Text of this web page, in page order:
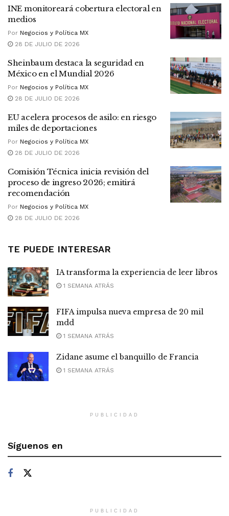
INE monitoreará cobertura electoral en
medios
Por Negocios y Política MX
28 DE JULIO DE 2026
Sheinbaum destaca la seguridad en
México en el Mundial 2026
Por Negocios y Política MX
28 DE JULIO DE 2026
EU acelera procesos de asilo: en riesgo
miles de deportaciones
Por Negocios y Política MX
28 DE JULIO DE 2026
Comisión Técnica inicia revisión del
proceso de ingreso 2026; emitirá
recomendación
Por Negocios y Política MX
28 DE JULIO DE 2026
TE PUEDE INTERESAR
IA transforma la experiencia de leer libros
1 SEMANA ATRÁS
FIFA impulsa nueva empresa de 20 mil
mdd
1 SEMANA ATRÁS
Zidane asume el banquillo de Francia
1 SEMANA ATRÁS
PUBLICIDAD
Síguenos en
PUBLICIDAD